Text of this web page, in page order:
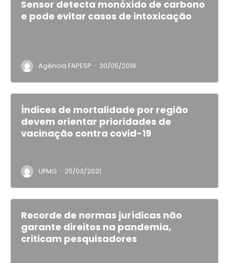
Sensor detecta monóxido de carbono
e pode evitar casos de intoxicação
Agência FAPESP · 30/05/2019
Índices de mortalidade por região
devem orientar prioridades de
vacinação contra covid-19
UFMG · 25/03/2021
Recorde de normas jurídicas não
garante direitos na pandemia,
criticam pesquisadores